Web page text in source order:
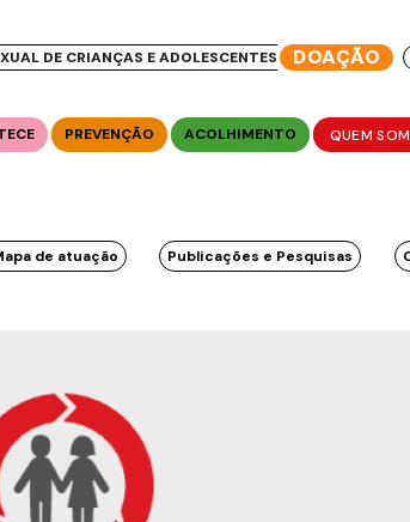
DE CRIANÇAS E ADOLESCENTES DOAÇÃO
PREVENÇÃO ACOLHIMENTO QUEM
de atuação Publicações e Pesquisas